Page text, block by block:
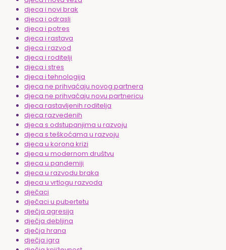
djeca i novi brak
djeca i odrasli
djeca i potres
djeca i rastava
djeca i razvod
djeca i roditelji
djeca i stres
djeca i tehnologija
djeca ne prihvaćaju novog partnera
djeca ne prihvaćaju novu partnericu
djeca rastavljenih roditelja
djeca razvedenih
djeca s odstupanjima u razvoju
djeca s teškoćama u razvoju
djeca u korona krizi
djeca u modernom društvu
djeca u pandemiji
djeca u razvodu braka
djeca u vrtlogu razvoda
dječaci
dječaci u pubertetu
dječja agresija
dječja debljina
dječja hrana
dječja igra